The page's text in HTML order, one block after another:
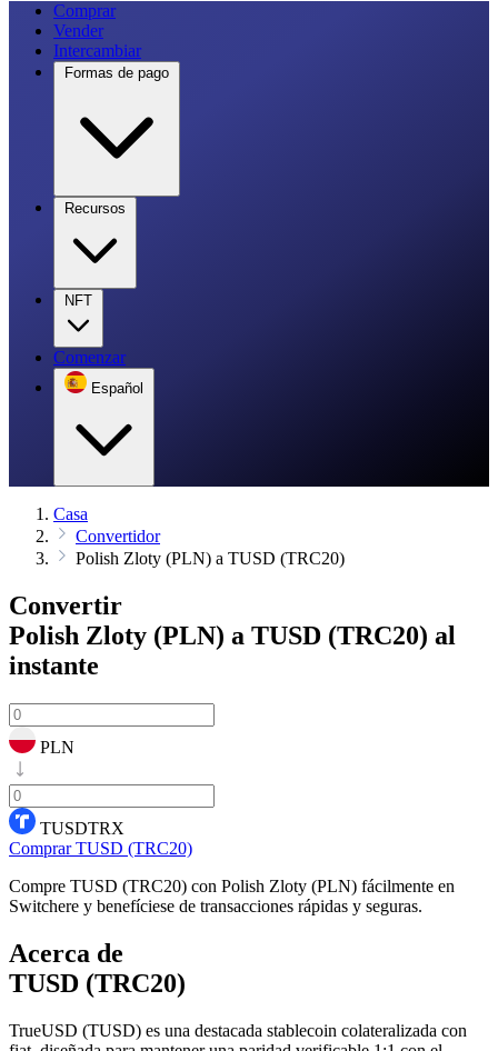
Comprar
Vender
Intercambiar
Formas de pago
Recursos
NFT
Comenzar
Español
Casa
Convertidor
Polish Zloty (PLN) a TUSD (TRC20)
Convertir
Polish Zloty (PLN) a TUSD (TRC20) al
instante
PLN
TUSDTRX
Comprar TUSD (TRC20)
Compre TUSD (TRC20) con Polish Zloty (PLN) fácilmente en
Switchere y benefíciese de transacciones rápidas y seguras.
Acerca de
TUSD (TRC20)
TrueUSD (TUSD) es una destacada stablecoin colateralizada con